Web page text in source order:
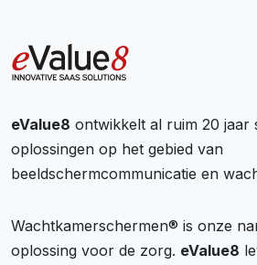
eValue8 ontwikkelt al ruim 20 jaar
oplossingen op het gebied van
beeldschermcommunicatie en
Wachtkamerschermen® is onze
oplossing voor de zorg. eValue8